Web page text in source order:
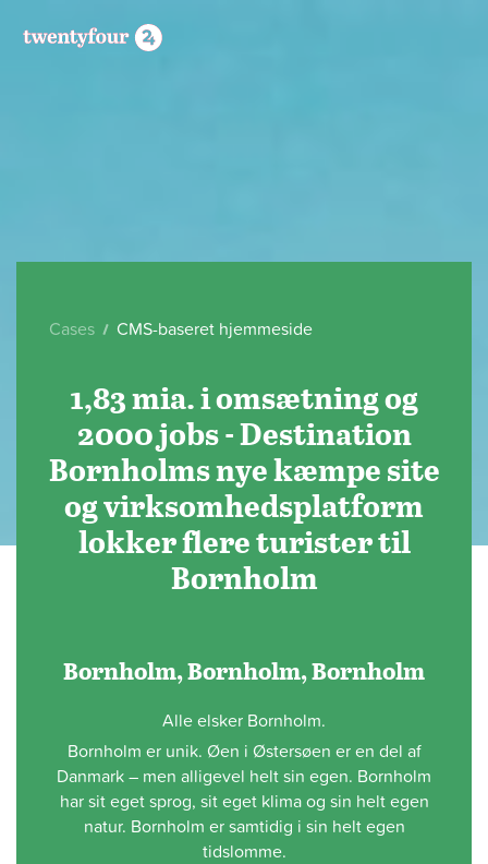
Cases CMS-baseret hjemmeside
1,83 mia. i omsætning og
2000 jobs - Destination
Bornholms nye kæmpe site
og virksomhedsplatform
lokker flere turister til
Bornholm
Bornholm, Bornholm, Bornholm
Alle elsker Bornholm.
Bornholm er unik. Øen i Østersøen er en del af
Danmark – men alligevel helt sin egen. Bornholm
har sit eget sprog, sit eget klima og sin helt egen
natur. Bornholm er samtidig i sin helt egen
tidslomme.